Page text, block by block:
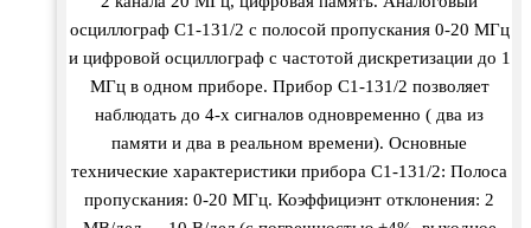
осциллограф С1-131/2 с полосой пропускания 0-20 МГц
и цифровой осциллограф с частотой дискретизации до 1
МГц в одном приборе. Прибор С1-131/2 позволяет
наблюдать до 4-х сигналов одновременно ( два из
памяти и два в реальном времени). Основные
технические характеристики прибора С1-131/2: Полоса
пропускания: 0-20 МГц. Коэффициэнт отклонения: 2